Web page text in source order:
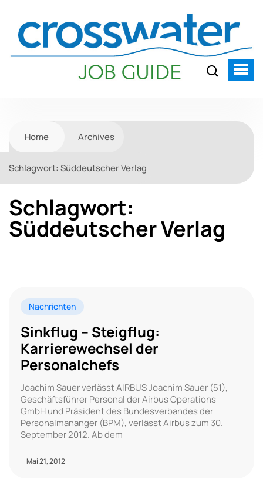
Home Archives
Schlagwort: Süddeutscher Verlag
Schlagwort:
Süddeutscher Verlag
Nachrichten
Sinkflug – Steigflug:
Karrierewechsel der
Personalchefs
Joachim Sauer verlässt AIRBUS Joachim Sauer (51),
Geschäftsführer Personal der Airbus Operations
GmbH und Präsident des Bundesverbandes der
Personalmananger (BPM), verlässt Airbus zum 30.
September 2012. Ab dem
Mai 21, 2012